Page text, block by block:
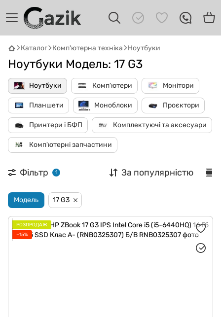
Каталог Комп'ютерна техніка Ноутбуки
Ноутбуки Модель: 17 G3
Ноутбуки Комп'ютери Монітори
Планшети Моноблоки Проєктори
Принтери і БФП Комплектуючі та аксесуари
Комп'ютерні запчастини
Фільтр 1 За популярністю
Модель 17 G3
РОЗПРОДАЖ
−15%
GAZIKAI
Привіт! 👋 Я Gazik AI — допоможу
підібрати вживану комп'ютерну техніку.
Що шукаєш?